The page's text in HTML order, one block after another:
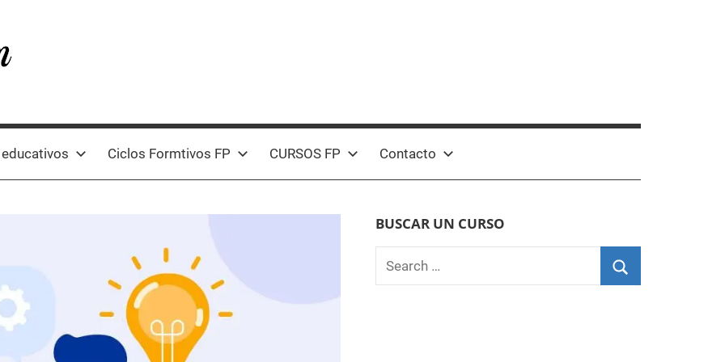
Ciclos Formtivos FP CURSOS FP Contacto
BUSCAR UN CURSO
Search
for: